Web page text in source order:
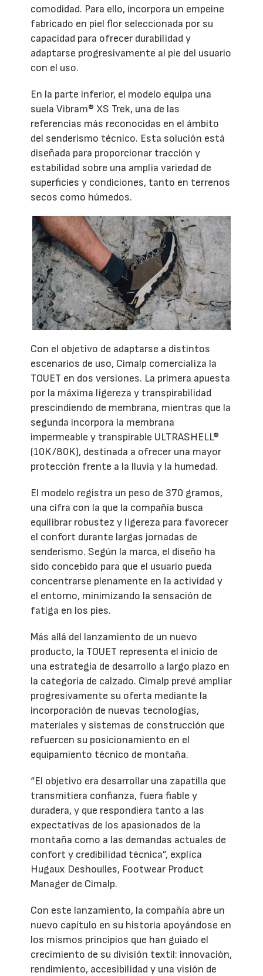
comodidad. Para ello, incorpora un empeine
fabricado en piel flor seleccionada por su
capacidad para ofrecer durabilidad y
adaptarse progresivamente al pie del usuario
con el uso.
En la parte inferior, el modelo equipa una
suela Vibram® XS Trek, una de las
referencias más reconocidas en el ámbito
del senderismo técnico. Esta solución está
diseñada para proporcionar tracción y
estabilidad sobre una amplia variedad de
superficies y condiciones, tanto en terrenos
secos como húmedos.
Con el objetivo de adaptarse a distintos
escenarios de uso, Cimalp comercializa la
TOUET en dos versiones. La primera apuesta
por la máxima ligereza y transpirabilidad
prescindiendo de membrana, mientras que la
segunda incorpora la membrana
impermeable y transpirable ULTRASHELL®
(10K/80K), destinada a ofrecer una mayor
protección frente a la lluvia y la humedad.
El modelo registra un peso de 370 gramos,
una cifra con la que la compañía busca
equilibrar robustez y ligereza para favorecer
el confort durante largas jornadas de
senderismo. Según la marca, el diseño ha
sido concebido para que el usuario pueda
concentrarse plenamente en la actividad y
el entorno, minimizando la sensación de
fatiga en los pies.
Más allá del lanzamiento de un nuevo
producto, la TOUET representa el inicio de
una estrategia de desarrollo a largo plazo en
la categoría de calzado. Cimalp prevé ampliar
progresivamente su oferta mediante la
incorporación de nuevas tecnologías,
materiales y sistemas de construcción que
refuercen su posicionamiento en el
equipamiento técnico de montaña.
“El objetivo era desarrollar una zapatilla que
transmitiera confianza, fuera fiable y
duradera, y que respondiera tanto a las
expectativas de los apasionados de la
montaña como a las demandas actuales de
confort y credibilidad técnica”, explica
Hugaux Deshoulles, Footwear Product
Manager de Cimalp.
Con este lanzamiento, la compañía abre un
nuevo capítulo en su historia apoyándose en
los mismos principios que han guiado el
crecimiento de su división textil: innovación,
rendimiento, accesibilidad y una visión de